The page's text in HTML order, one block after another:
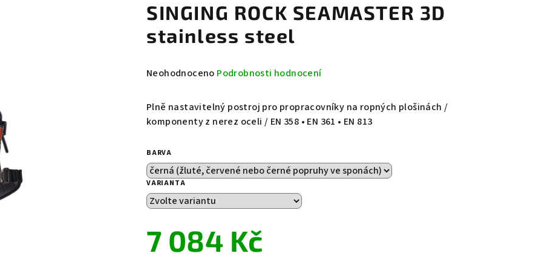
SINGING ROCK SEAMASTER 3D
stainless steel
Průměrné
produktu
je
5
hvězdiček.
Neohodnoceno Podrobnosti hodnocení
Plně nastavitelný postroj pro propracovníky na ropných plošinách /
komponenty z nerez oceli / EN 358 • EN 361 • EN 813
BARVA
VARIANTA
7 084 Kč